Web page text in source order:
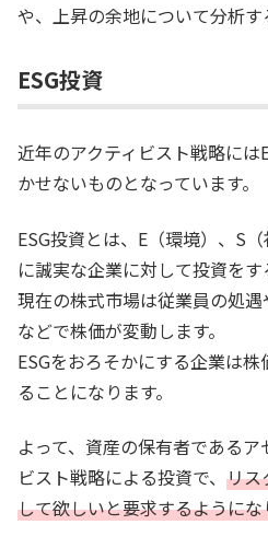
や、上昇の余地について分析す
ESG投資
近年のアクティビスト戦略には
かせないものとなっています。
ESG投資とは、E（環境）、S
に誠実な企業に対して投資をす
現在の株式市場は従業員の処
などで株価が変動します。
ESGをおろそかにする企業は
ることになります。
よって、資産の保有者である
ビスト戦略による投資で、 リス
して欲しいと要求するように